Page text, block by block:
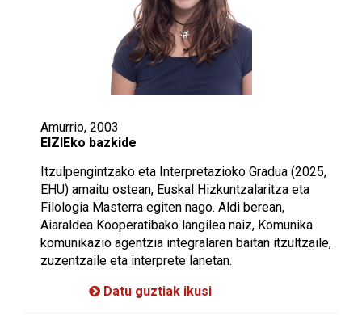
Amurrio, 2003
EIZIEko bazkide
Itzulpengintzako eta Interpretazioko Gradua (2025,
EHU) amaitu ostean, Euskal Hizkuntzalaritza eta
Filologia Masterra egiten nago. Aldi berean,
Aiaraldea Kooperatibako langilea naiz, Komunika
komunikazio agentzia integralaren baitan itzultzaile,
zuzentzaile eta interprete lanetan.
Datu guztiak ikusi